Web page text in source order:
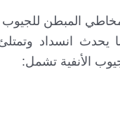
المبطن للجيوب
يحدث انسداد
الأنفية تشمل: